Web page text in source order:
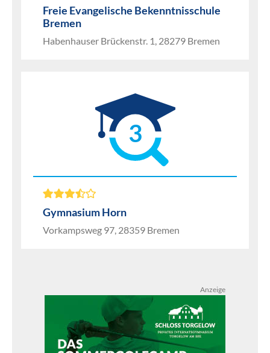
Freie Evangelische Bekenntnisschule
Bremen
Habenhauser Brückenstr. 1, 28279 Bremen
3
Gymnasium Horn
Vorkampsweg 97, 28359 Bremen
Anzeige